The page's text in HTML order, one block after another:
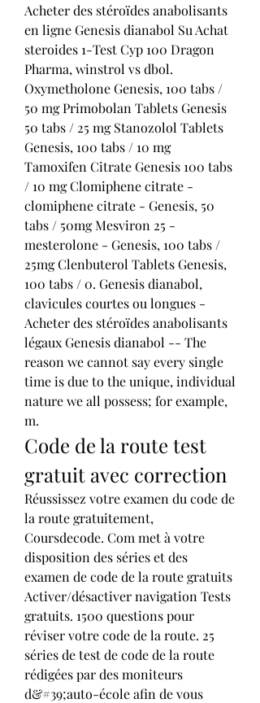
Acheter des stéroïdes anabolisants
en ligne Genesis dianabol Su Achat
steroides 1-Test Cyp 100 Dragon
Pharma, winstrol vs dbol.
Oxymetholone Genesis, 100 tabs /
50 mg Primobolan Tablets Genesis
50 tabs / 25 mg Stanozolol Tablets
Genesis, 100 tabs / 10 mg
Tamoxifen Citrate Genesis 100 tabs
/ 10 mg Clomiphene citrate -
clomiphene citrate - Genesis, 50
tabs / 50mg Mesviron 25 -
mesterolone - Genesis, 100 tabs /
25mg Clenbuterol Tablets Genesis,
100 tabs / 0. Genesis dianabol,
clavicules courtes ou longues -
Acheter des stéroïdes anabolisants
légaux Genesis dianabol -- The
reason we cannot say every single
time is due to the unique, individual
nature we all possess; for example,
m.
Code de la route test
gratuit avec correction
Réussissez votre examen du code de
la route gratuitement,
Coursdecode. Com met à votre
disposition des séries et des
examen de code de la route gratuits
Activer/désactiver navigation Tests
gratuits. 1500 questions pour
réviser votre code de la route. 25
séries de test de code de la route
rédigées par des moniteurs
d&#39;auto-école afin de vous